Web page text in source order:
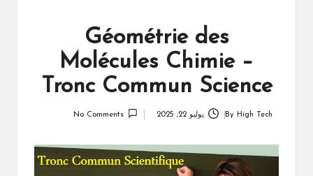
Géométrie des
Molécules Chimie –
Tronc Commun Science
By High Tech يوليو 22, 2025 No Comments